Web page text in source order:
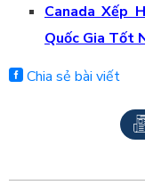
Canada Xếp
Quốc Gia Tốt
Chia sẻ bài viết